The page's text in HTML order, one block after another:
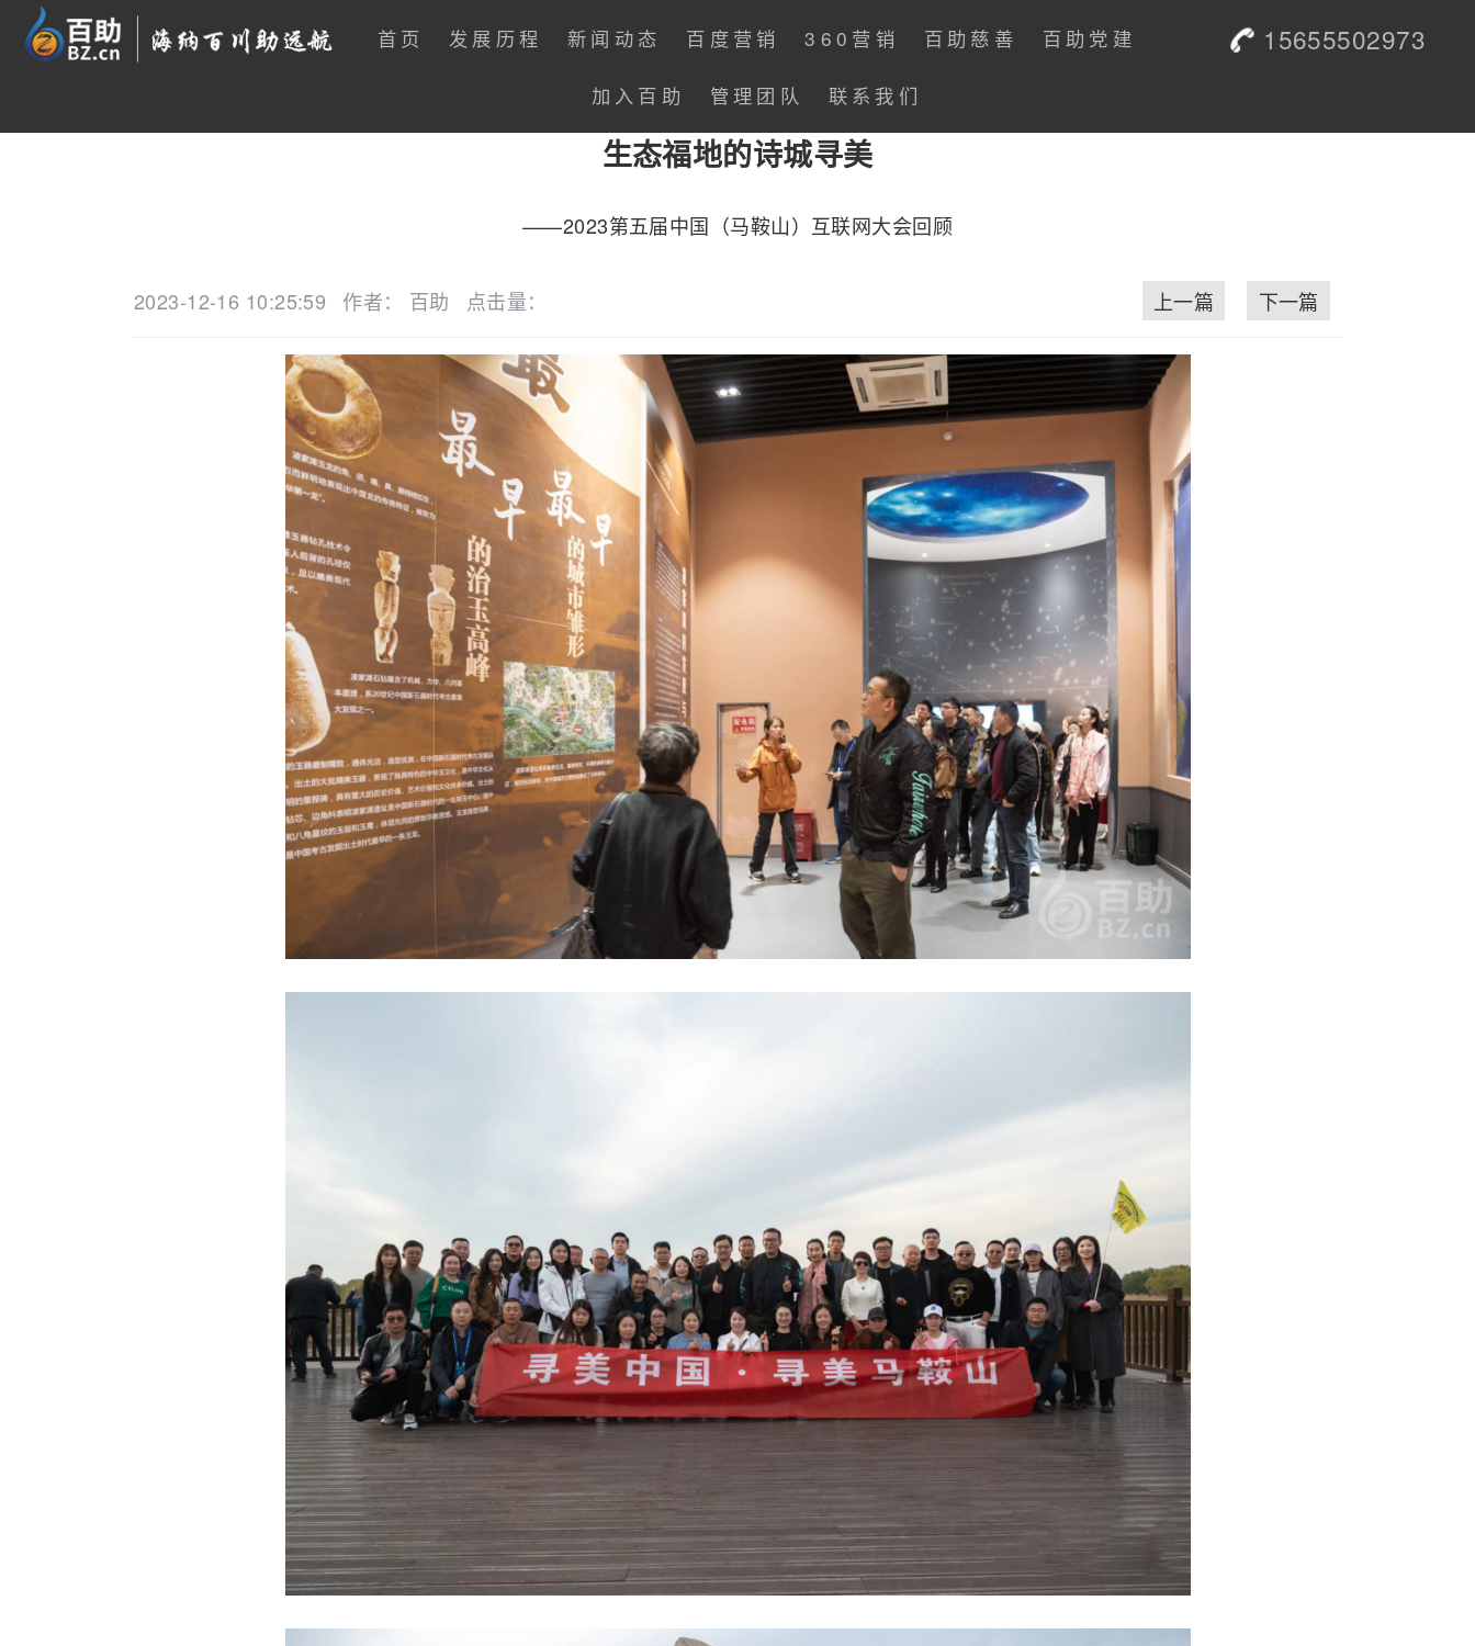
首页 发展历程 新闻动态 百度营销 360营销 百助慈善 百助党建
加入百助 管理团队 联系我们
15655502973
生态福地的诗城寻美
——2023第五届中国（马鞍山）互联网大会回顾
2023-12-16 10:25:59 作者： 百助 点击量： 下一篇
上一篇